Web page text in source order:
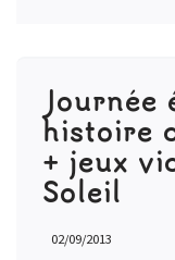
Journée
histoire
+ jeux
Soleil
02/09/2013